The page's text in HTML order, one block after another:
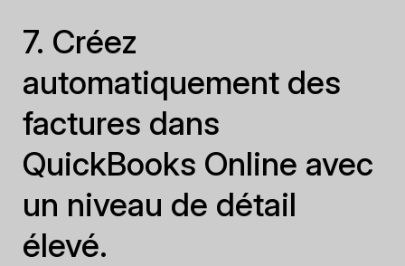
7. Créez
automatiquement des
factures dans
QuickBooks Online avec
un niveau de détail
élevé.